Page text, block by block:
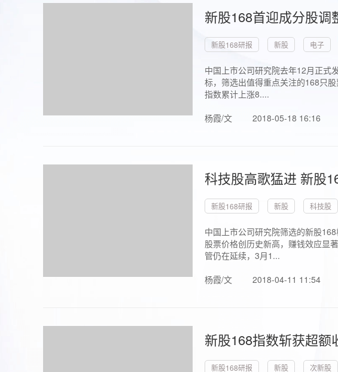
新股168首迎成分股调
新股168研报 新股 电子
中国上市公司研究院去年12月正式
标，筛选出值得重点关注的168只
指数累计上涨8....
杨霞/文
2018-05-18 16:16
科技股高歌猛进 新股
新股168研报 新股 科技股
中国上市公司研究院筛选的新股
股票价格创历史新高，赚钱效应显
管仍在延续，3月1...
杨霞/文
2018-04-11 11:54
新股168指数斩获超额
新股168研报 新股 次新股